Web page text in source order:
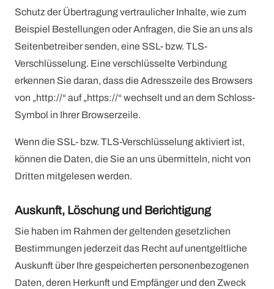
Schutz der Übertragung vertraulicher Inhalte, wie zum
Beispiel Bestellungen oder Anfragen, die Sie an uns als
Seitenbetreiber senden, eine SSL- bzw. TLS-
Verschlüsselung. Eine verschlüsselte Verbindung
erkennen Sie daran, dass die Adresszeile des Browsers
von „http://“ auf „https://“ wechselt und an dem Schloss-
Symbol in Ihrer Browserzeile.
Wenn die SSL- bzw. TLS-Verschlüsselung aktiviert ist,
können die Daten, die Sie an uns übermitteln, nicht von
Dritten mitgelesen werden.
Auskunft, Löschung und Berichtigung
Sie haben im Rahmen der geltenden gesetzlichen
Bestimmungen jederzeit das Recht auf unentgeltliche
Auskunft über Ihre gespeicherten personenbezogenen
Daten, deren Herkunft und Empfänger und den Zweck